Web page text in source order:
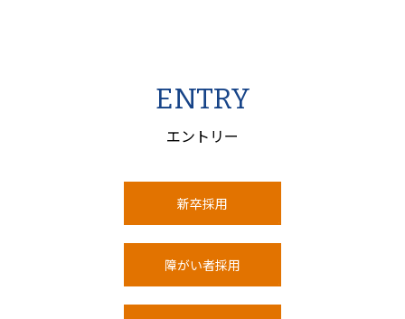
ENTRY
エントリー
新卒採用
障がい者採用